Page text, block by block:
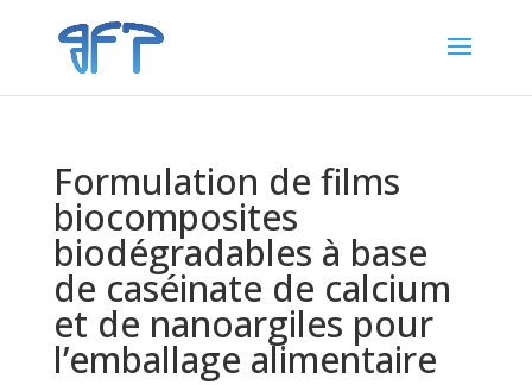
Formulation de films
biocomposites
biodégradables à base
de caséinate de calcium
et de nanoargiles pour
l’emballage alimentaire